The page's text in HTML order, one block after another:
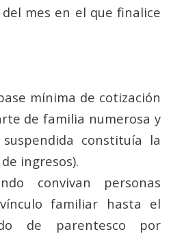
mes en el que finalice
mínima de cotización
de familia numerosa y
constituía la
ingresos).
convivan personas
familiar hasta el
de parentesco por